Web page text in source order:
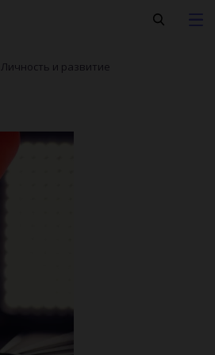
Личность и развитие